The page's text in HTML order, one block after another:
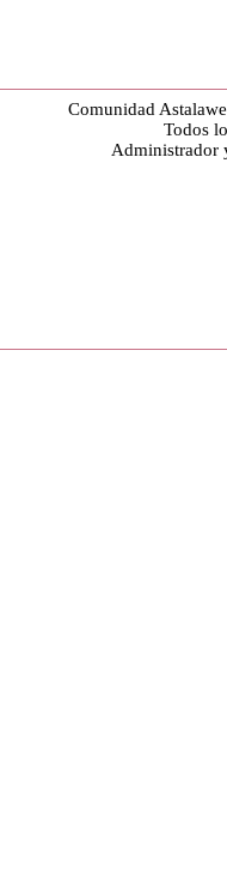
Comunidad
Todos
Administrador